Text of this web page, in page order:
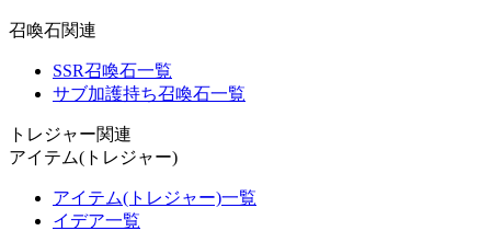
召喚石関連
SSR召喚石一覧
サブ加護持ち召喚石一覧
トレジャー関連
アイテム(トレジャー)
アイテム(トレジャー)一覧
イデア一覧